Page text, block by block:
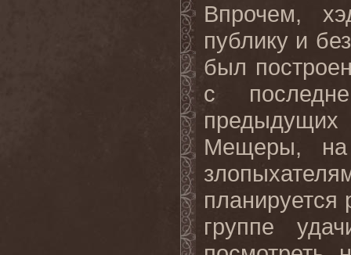
Впрочем,
публику и
был
с
Мещеры, на
группе